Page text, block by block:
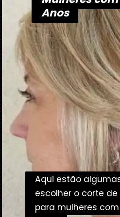
Aqui estão
escolher o corte
para mulheres
Aqui estão
escolher o corte
para mulheres
Anos
Anos